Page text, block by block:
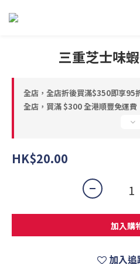
三重芝士味
全店，全店折後買滿$350即享95
全店，買滿 $300 全港順豐免運費
HK$20.00
加入購
加入